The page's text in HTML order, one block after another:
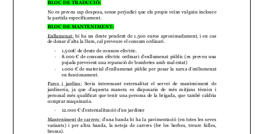
BLOC DE TRADUCIÓ:
No es preveu cap despesa, sense perjudici que els propis veïns vulguin incloure
la partida específicament.
BLOC DE MANTENIMENT:
Enllumenat: hi ha un deute pendent de 1.500 euros aproxim adament, i en cas
de donar d’alta la llum, cal preveure el consum ordinari.
-
1.500€ de deute de consum elèctric.
-
8.000 € de consum elèctric ordinari d’enllumenat públic (es pre
veu una
pujada preveient una reparació de bombetes amb mal estat)
-
1.000 € de material d’enllumenat públic per posarla xarxa d’enllumenat
en funcionament.
Parcs i j
ardins: Seria interessant externalitat
el servei de manteniment de
jardineria, ja que
d’aq uesta manera es disposaria de m és mitjans
tècnics i
personal més qualificat que tenir una persona de la brigada
, que també caldria
comprar maquinaria.
-
12.000 € d’externalització d’un jardiner
Manteniment de carrers:
d’una ban da hi ha la pavimentació (en t
otes les seves
variants) i per altra banda, la n
eteja de carrers (fer l es her bes, treure fulles,
brossa)